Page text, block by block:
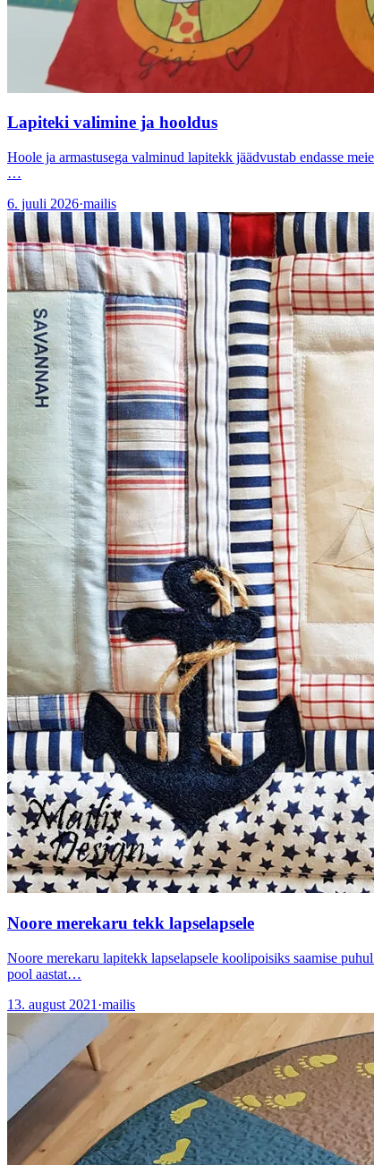
Lapiteki valimine ja hooldus
Hoole ja armastusega valminud lapitekk jäädvustab endasse
…
6. juuli 2026·mailis
Noore merekaru tekk lapselapsele
Noore merekaru lapitekk lapselapsele koolipoisiks saamise
pool aastat…
13. august 2021 ·mailis